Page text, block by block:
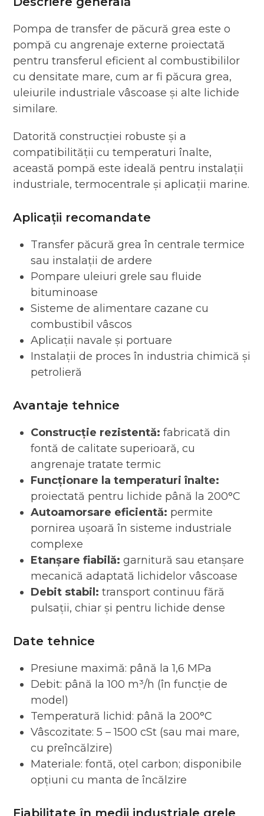
Pompa de transfer de păcură grea este o
pompă cu angrenaje externe proiectată
pentru transferul eficient al combustibililor
cu densitate mare, cum ar fi păcura grea,
uleiurile industriale vâscoase și alte lichide
similare.
Datorită construcției robuste și a
compatibilității cu temperaturi înalte,
această pompă este ideală pentru instalații
industriale, termocentrale și aplicații marine.
Aplicații recomandate
Transfer păcură grea în centrale termice
sau instalații de ardere
Pompare uleiuri grele sau fluide
bituminoase
Sisteme de alimentare cazane cu
combustibil vâscos
Aplicații navale și portuare
Instalații de proces în industria chimică și
petrolieră
Avantaje tehnice
Construcție rezistentă: fabricată din
fontă de calitate superioară, cu
angrenaje tratate termic
Funcționare la temperaturi înalte:
proiectată pentru lichide până la 200°C
Autoamorsare eficientă: permite
pornirea ușoară în sisteme industriale
complexe
Etanșare fiabilă: garnitură sau etanșare
mecanică adaptată lichidelor vâscoase
Debit stabil: transport continuu fără
pulsații, chiar și pentru lichide dense
Date tehnice
Presiune maximă: până la 1,6 MPa
Debit: până la 100 m³/h (în funcție de
model)
Temperatură lichid: până la 200°C
Vâscozitate: 5 – 1500 cSt (sau mai mare,
cu preîncălzire)
Materiale: fontă, oțel carbon; disponibile
opțiuni cu manta de încălzire
Fiabilitate în medii industriale grele